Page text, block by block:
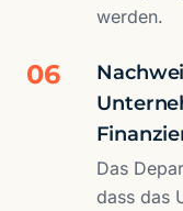
werden.
06
Das
dass das